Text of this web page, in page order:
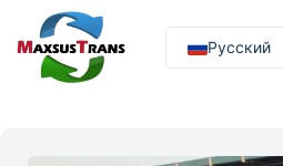
Русский
O‘zbekcha